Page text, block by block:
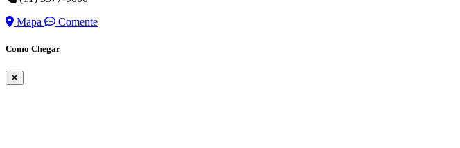
Mapa
Comente
Como Chegar